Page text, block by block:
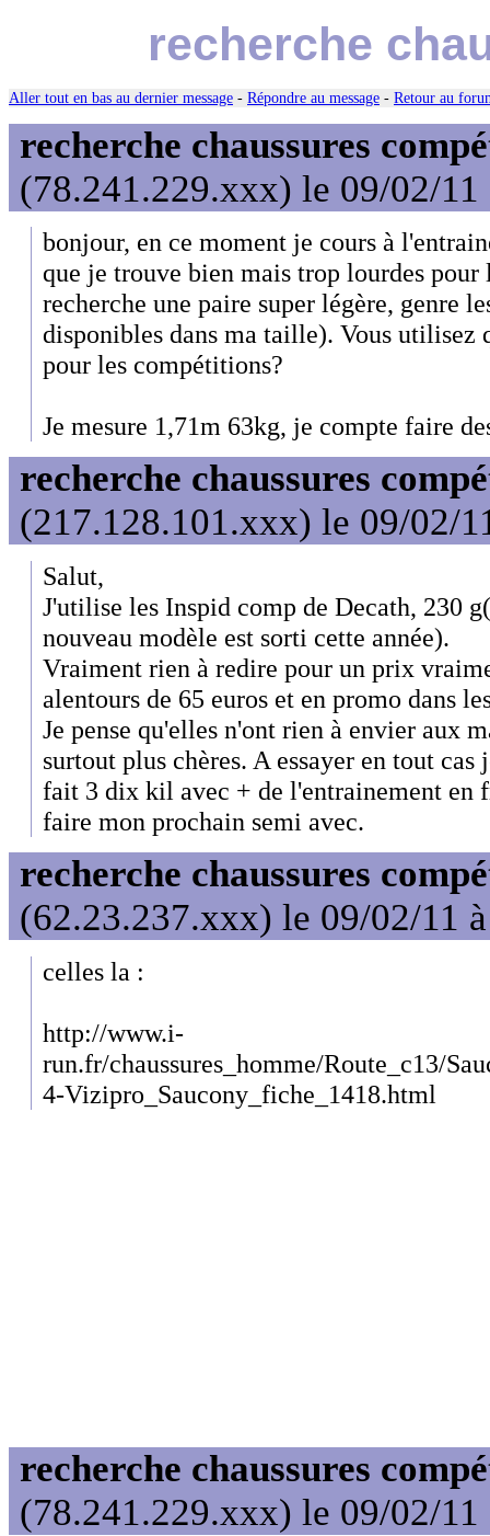
recherche
Aller tout en bas au dernier message - Répondre au message - Retour au
recherche chaussures
(78.241.229.xxx) le 09/02/11
bonjour, en ce moment je cours à
que je trouve bien mais trop lourdes
recherche une paire super légère, genre
disponibles dans ma taille). Vous utilisez
pour les compétitions?
Je mesure 1,71m 63kg, je compte faire
recherche chaussures
(217.128.101.xxx) le 09/02/
Salut,
J'utilise les Inspid comp de Decath, 230
nouveau modèle est sorti cette année).
Vraiment rien à redire pour un prix
alentours de 65 euros et en promo dans
Je pense qu'elles n'ont rien à envier aux
surtout plus chères. A essayer en tout
fait 3 dix kil avec + de l'entrainement en
faire mon prochain semi avec.
recherche chaussures
(62.23.237.xxx) le 09/02/11
celles la :
http://www.i-
run.fr/chaussures_homme/Route_c13/
4-Vizipro_Saucony_fiche_1418.html
recherche chaussures
(78.241.229.xxx) le 09/02/11